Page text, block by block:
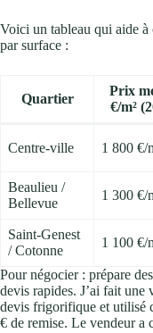
Voici un tableau qui aide à
par surface :
Quartier
Prix
€/m²
Centre‑ville 1 800 €/
Beaulieu /
Bellevue
1 300 €/
Saint‑Genest
/ Cotonne
1 100 €/
Pour négocier : prépare
devis rapides. J’ai fait
devis frigorifique et utilisé
€ de remise. Le vendeur a